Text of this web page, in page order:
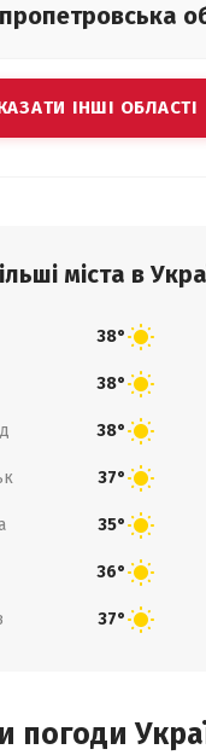
ІНШІ ОБЛАСТІ
міста в
38°
38°
38°
37°
35°
36°
37°
погоди